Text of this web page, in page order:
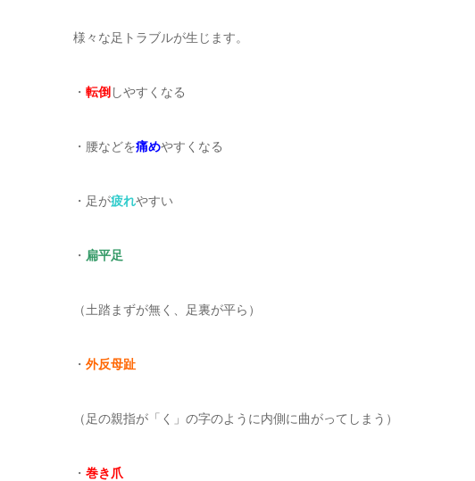
様々な足トラブルが生じます。
・ 転倒 しやすくなる
・腰などを痛めやすくなる
・足が疲れやすい
・ 扁平足
（土踏まずが無く、足裏が平ら）
・ 外反母趾
（足の親指が「く」の字のように内側に曲がってしまう）
・ 巻き爪